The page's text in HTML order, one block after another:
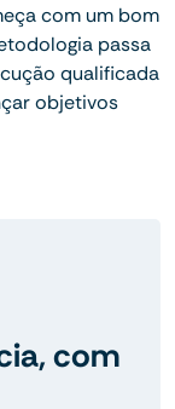
com um bom
passa
qualificada
objetivos
com